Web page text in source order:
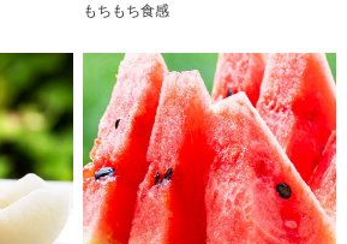
もちもち食感